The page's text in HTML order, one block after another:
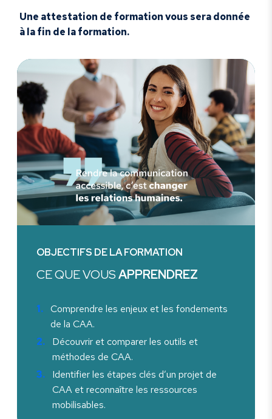
Une attestation de formation vous sera donnée
à la fin de la formation.
OBJECTIFS DE LA FORMATION
CE QUE VOUSAPPRENDREZ
Comprendre les enjeux et les fondements
de la CAA.
Découvrir et comparer les outils et
méthodes de CAA.
Identifier les étapes clés d’un projet de
CAA et reconnaître les ressources
mobilisables.